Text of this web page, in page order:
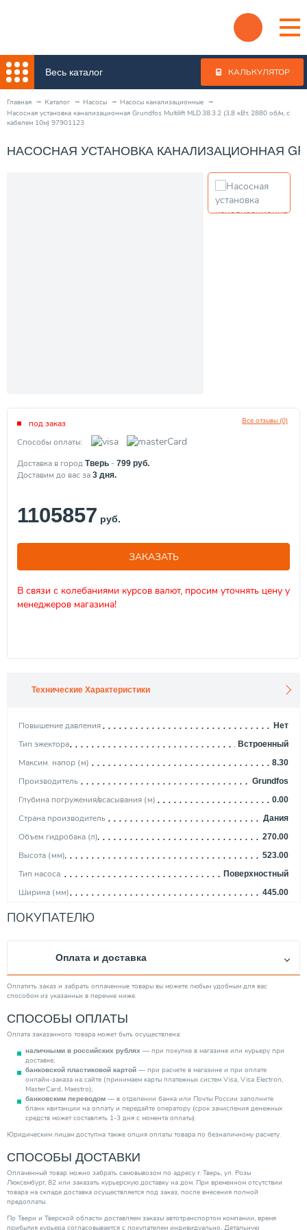
Весь каталог КАЛЬКУЛЯТОР
Главная Каталог Насосы
Насосы канализационные
Насосная установка канализационная Grundfos Multilift MLD.38.3.2 (3,8 кВт, 2880 об/м, с
кабелем 10м) 97901123
НАСОСНАЯ УСТАНОВКА КАНАЛИЗАЦИОННАЯ
Все отзывы (0)
под заказ
Способы оплаты:
Доставка в город Тверь - 799 руб.
Доставим до вас за 3 дня.
1105857 руб.
ЗАКАЗАТЬ
В связи с колебаниями курсов валют, просим уточнять цену у
менеджеров магазина!
Технические Характеристики
Повышение давления Нет
Тип эжектора Встроенный
Максим. напор (м) 8.30
Производитель Grundfos
Глубина погружения/всасывания (м) 0.00
Страна производитель Дания
Объем гидробака (л) 270.00
Высота (мм) 523.00
Тип насоса Поверхностный
Ширина (мм) 445.00
Уровень шума (дБ)
Качество воды Грязная
Мощность (кВт)
Диаметр выходного отверстия
Минимальная рабочая температура (°С)
Механизм насоса
Максимальная производительность (м3/ч) 50.00
Тип ротора Сухой
Тип выключателя Электронный
Защита сухого хода Нет
Тип вход. напряжения
Категория
ПОКУПАТЕЛЮ
Оплата и доставка
Оплатить заказ и забрать оплаченные товары вы можете любым удобным для вас
способом из указанных в перечне ниже.
СПОСОБЫ ОПЛАТЫ
Оплата заказанного товара может быть осуществлена:
наличными в российских рублях — при покупке в магазине или курьеру при
доставке;
банковской пластиковой картой — при расчете в магазине и при оплате
онлайн-заказа на сайте (принимаем карты платежных систем Visa, Visa Electron,
MasterCard, Maestro);
банковским переводом — в отделении банка или Почты России заполните
бланк квитанции на оплату и передайте оператору (срок зачисления денежных
средств может составлять 1-3 дня с момента оплаты).
Юридическим лицам доступна также опция оплаты товара по безналичному расчету.
СПОСОБЫ ДОСТАВКИ
Оплаченный товар можно забрать самовывозом по адресу г. Тверь, ул. Розы
Люксембург, 82 или заказать курьерскую доставку на дом. При временном отсутствии
товара на складе доставка осуществляется под заказ, после внесения полной
предоплаты.
По Твери и Тверской области доставляем заказы автотранспортом компании, время
прибытия курьера согласовывается с покупателем индивидуально. Детальную